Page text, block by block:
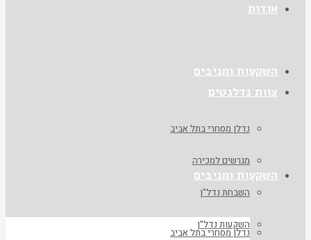
השקעות ומניבים
נדלן מסחרי בתל אביב
מגרשים למכירה
השבחת נדל"ן
השקעות נדל"ן
אודות
צוות נדלנטים
השקעות ומניבים
נדלן מסחרי בתל אביב